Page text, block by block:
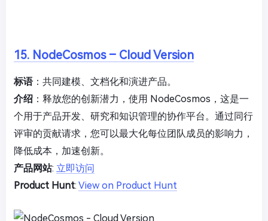
15. NodeCosmos – Cloud Version
标语：共同建模、文档化和演进产品。
介绍 ：释放您的创新潜力，使用 NodeCosmos，这是一
个用于产品开发、研究和知识管理的协作平台。通过同行
评审的贡献请求，您可以最大化每位团队成员的影响力，
降低成本，加速创新。
产品网站: 立即访问
Product Hunt: View on Product Hunt